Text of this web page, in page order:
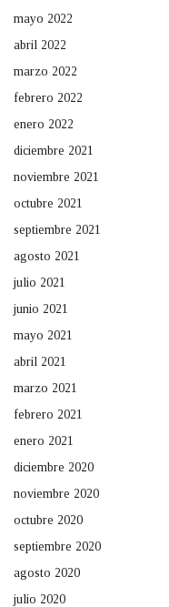
mayo 2022
abril 2022
marzo 2022
febrero 2022
enero 2022
diciembre 2021
noviembre 2021
octubre 2021
septiembre 2021
agosto 2021
julio 2021
junio 2021
mayo 2021
abril 2021
marzo 2021
febrero 2021
enero 2021
diciembre 2020
noviembre 2020
octubre 2020
septiembre 2020
agosto 2020
julio 2020